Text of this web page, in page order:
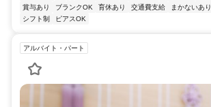
賞与あり
ブランクOK 育休あり 交通費支給 まかないあり
シフト制
ピアスOK
アルバイト・パート